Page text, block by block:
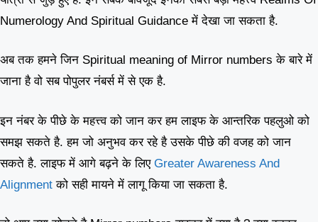
Numerology And Spiritual Guidance में देखा जा सकता है.
अब तक हमने जिन Spiritual meaning of Mirror numbers के बारे में
जाना है वो सब पोपुलर नंबर्स में से एक है.
इन नंबर के पीछे के महत्त्व को जान कर हम लाइफ के आन्तरिक पहलुओ को
समझ सकते है. हम जो अनुभव कर रहे है उसके पीछे की वजह को जान
सकते है. लाइफ में आगे बढ़ने के लिए Greater Awareness And
Alignment को सही मायने में लागू किया जा सकता है.